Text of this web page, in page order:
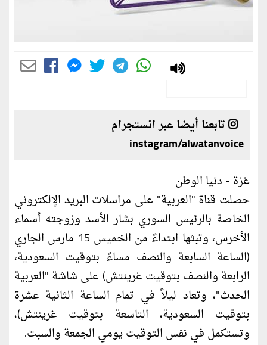
تابعنا أيضا عبر انستجرام
instagram/alwatanvoice
غزة - دنيا الوطن
حصلت قناة "العربية" على مراسلات البريد الإلكتروني
الخاصة بالرئيس السوري بشار الأسد وزوجته أسماء
الأخرس، وتبثها ابتداءً من الخميس 15 مارس الجاري
(الساعة السابعة والنصف مساءً بتوقيت السعودية،
الرابعة والنصف بتوقيت غرينتش) على شاشة "العربية
الحدث"، وتعاد ليلاً في تمام الساعة الثانية عشرة
بتوقيت السعودية، التاسعة بتوقيت غرينتش)،
وتستكمل في نفس التوقيت يومي الجمعة والسبت.